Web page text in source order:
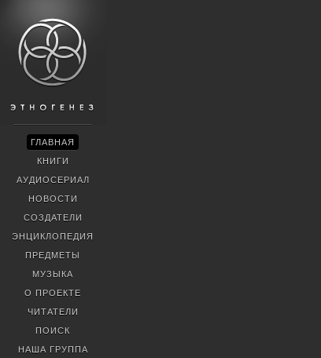
ГЛАВНАЯ
КНИГИ
АУДИОСЕРИАЛ
НОВОСТИ
СОЗДАТЕЛИ
ЭНЦИКЛОПЕДИЯ
ПРЕДМЕТЫ
МУЗЫКА
О ПРОЕКТЕ
ЧИТАТЕЛИ
ПОИСК
НАША ГРУППА